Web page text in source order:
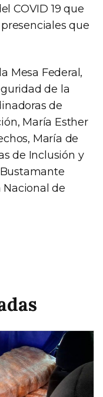
COVID 19 que
que
Mesa Federal,
de la
de
María Esther
María de
de Inclusión y
de